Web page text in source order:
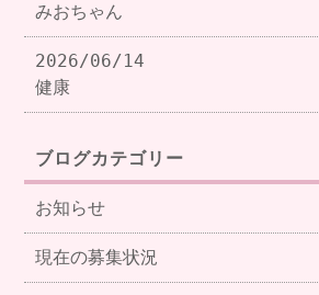
みおちゃん
2026/06/14
健康
ブログカテゴリー
お知らせ
現在の募集状況